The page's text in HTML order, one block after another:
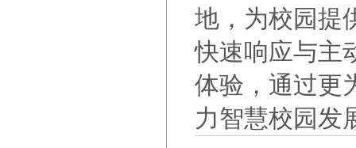
地，为校园提
快速响应与主
体验，通过更
力智慧校园发